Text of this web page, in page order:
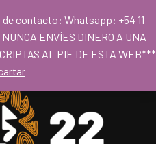
a 18hs
contacto: Whatsapp: +54 11
ENVÍES DINERO A UNA
AL PIE DE ESTA WEB***